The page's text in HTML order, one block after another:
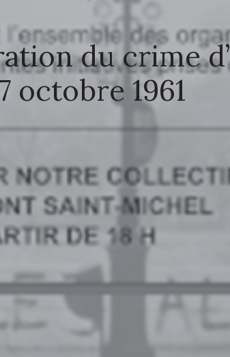
du crime
octobre 1961